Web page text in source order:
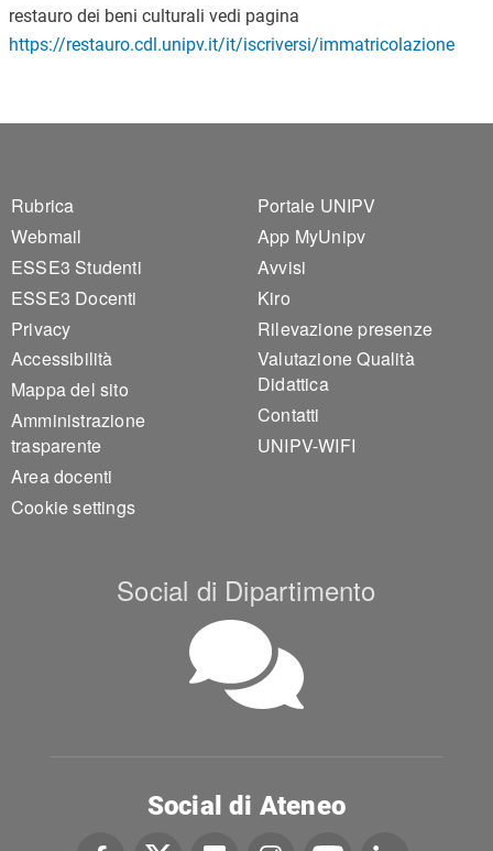
restauro dei beni culturali vedi pagina
https://restauro.cdl.unipv.it/it/iscriversi/immatricolazione
Footer 1
Rubrica
Webmail
ESSE3 Studenti
ESSE3 Docenti
Privacy
Accessibilità
Mappa del sito
Amministrazione
trasparente
Area docenti
Cookie settings
Footer 2
Portale UNIPV
App MyUnipv
Avvisi
Kiro
Rilevazione presenze
Valutazione Qualità
Didattica
Contatti
UNIPV-WIFI
Social di Dipartimento
Social di Ateneo